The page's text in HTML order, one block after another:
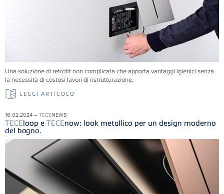
Una soluzione di retrofit non complicata che apporta vantaggi igienici senza
la necessità di costosi lavori di ristrutturazione.
LEGGI ARTICOLO
16.02.2024 – TECENEWS
TECEloop e TECEnow: look metallico per un design moderno
del bagno.